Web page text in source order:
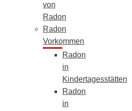
von
Radon
Radon
Vorkommen
Radon
in
Kindertagesstätten
Radon
in